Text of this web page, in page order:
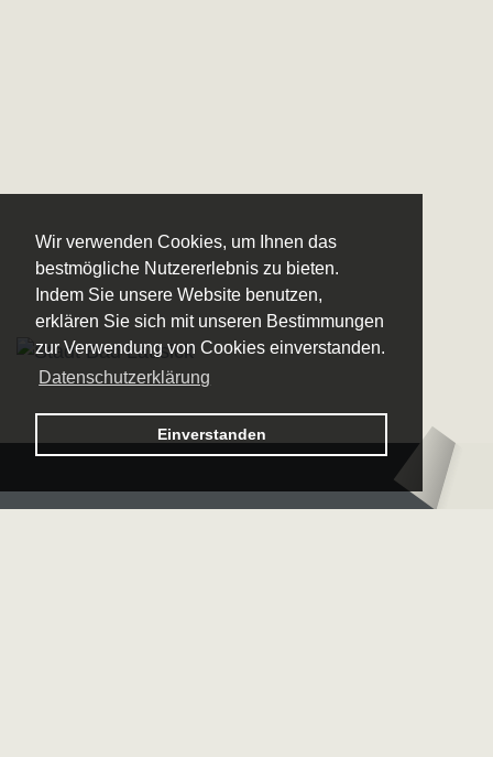
Wir verwenden Cookies, um Ihnen das
bestmögliche Nutzererlebnis zu bieten.
Indem Sie unsere Website benutzen,
erklären Sie sich mit unseren Bestimmungen
zur Verwendung von Cookies einverstanden.
Datenschutzerklärung
Einverstanden
Logo – Sächsische Bläserphilharmonie
Logo –